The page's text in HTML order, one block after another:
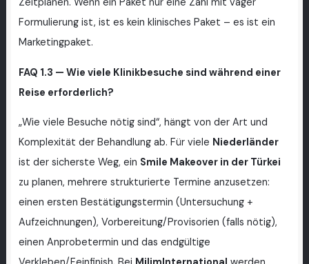
Zeitplänen. Wenn ein Paket nur eine Zahl mit vager
Formulierung ist, ist es kein klinisches Paket – es ist ein
Marketingpaket.
FAQ 1.3 — Wie viele Klinikbesuche sind während einer
Reise erforderlich?
„Wie viele Besuche nötig sind“, hängt von der Art und
Komplexität der Behandlung ab. Für viele Niederländer
ist der sicherste Weg, ein Smile Makeover in der Türkei
zu planen, mehrere strukturierte Termine anzusetzen:
einen ersten Bestätigungstermin (Untersuchung +
Aufzeichnungen), Vorbereitung/Provisorien (falls nötig),
einen Anprobetermin und das endgültige